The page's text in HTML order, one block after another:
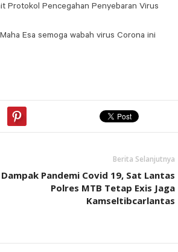
Protokol Pencegahan Penyebaran Virus
Esa semoga wabah virus Corona ini
Berita Selanjutnya
Dampak Pandemi Covid 19, Sat Lantas
Polres MTB Tetap Exis Jaga
Kamseltibcarlantas